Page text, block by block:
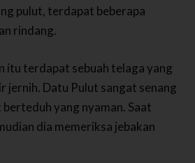
pulut, terdapat beberapa
rindang.
itu terdapat sebuah telaga yang
jernih. Datu Pulut sangat senang
yang nyaman. Saat
dia memeriksa jebakan